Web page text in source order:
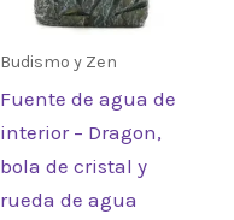
Budismo y Zen
Fuente de agua de
interior – Dragon,
bola de cristal y
rueda de agua